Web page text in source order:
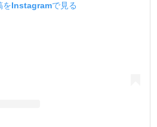
をInstagramで見る